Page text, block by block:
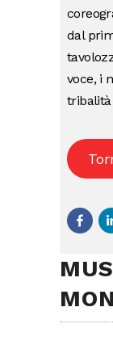
dal
voce, i
tribalità